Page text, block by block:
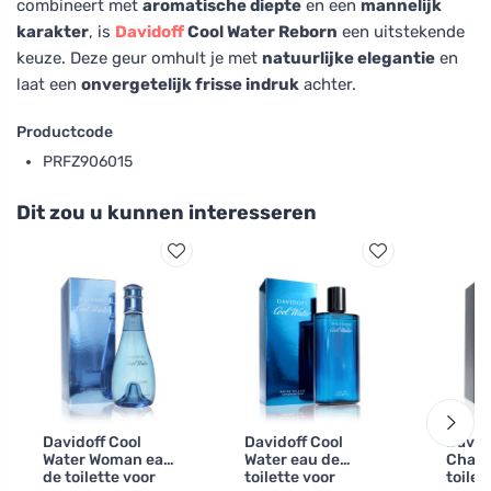
combineert met aromatische diepte en een mannelijk
karakter, is DavidoffCool Water Reborn een uitstekende
keuze. Deze geur omhult je met natuurlijke elegantie en
laat een onvergetelijk frisse indruk achter.
Productcode
PRFZ906015
Dit zou u kunnen interesseren
Davidoff Cool
Water Woman eau
de toilette voor
Davidoff Cool
Water eau de
toilette voor